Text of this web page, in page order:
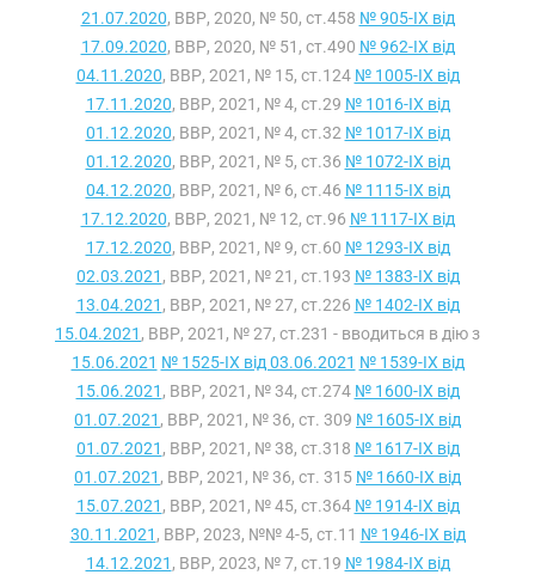
21.07.2020, ВВР, 2020, № 50, ст.458 № 905-IX від
17.09.2020, ВВР, 2020, № 51, ст.490 № 962-IX від
04.11.2020, ВВР, 2021, № 15, ст.124 № 1005-IX від
17.11.2020, ВВР, 2021, № 4, ст.29 № 1016-IX від
01.12.2020, ВВР, 2021, № 4, ст.32 № 1017-IX від
01.12.2020, ВВР, 2021, № 5, ст.36 № 1072-IX від
04.12.2020, ВВР, 2021, № 6, ст.46 № 1115-IX від
17.12.2020, ВВР, 2021, № 12, ст.96 № 1117-IX від
17.12.2020, ВВР, 2021, № 9, ст.60 № 1293-IX від
02.03.2021 , ВВР, 2021, № 21, ст.193 № 1383-IX від
13.04.2021 , ВВР, 2021, № 27, ст.226 № 1402-IX від
15.04.2021 , ВВР, 2021, № 27, ст.231 - вводиться в дію з
15.06.2021 № 1525-IX від 03.06.2021 № 1539-IX від
15.06.2021 , ВВР, 2021, № 34, ст.274 № 1600-IX від
01.07.2021 , ВВР, 2021, № 36, ст. 309 № 1605-IX від
01.07.2021 , ВВР, 2021, № 38, ст.318 № 1617-IX від
01.07.2021 , ВВР, 2021, № 36, ст. 315 № 1660-IX від
15.07.2021 , ВВР, 2021, № 45, ст.364 № 1914-IX від
30.11.2021 , ВВР, 2023, №№ 4-5, ст.11 № 1946-IX від
14.12.2021 , ВВР, 2023, № 7, ст.19 № 1984-IX від